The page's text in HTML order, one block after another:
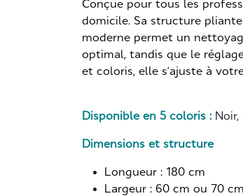
Conçue pour tous les
domicile. Sa structure
moderne permet un
optimal, tandis que le
et coloris, elle s’ajuste à
Disponible en 5 coloris :
Dimensions et structure
Longueur : 180 cm
Largeur : 60 cm ou 70 cm